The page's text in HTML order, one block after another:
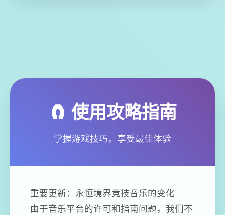
🧲 使用攻略指南
掌握游戏技巧，享受最佳体验
重要更新：永恒境界竞技音乐的变化
由于音乐平台的许可和指南问题，我们不